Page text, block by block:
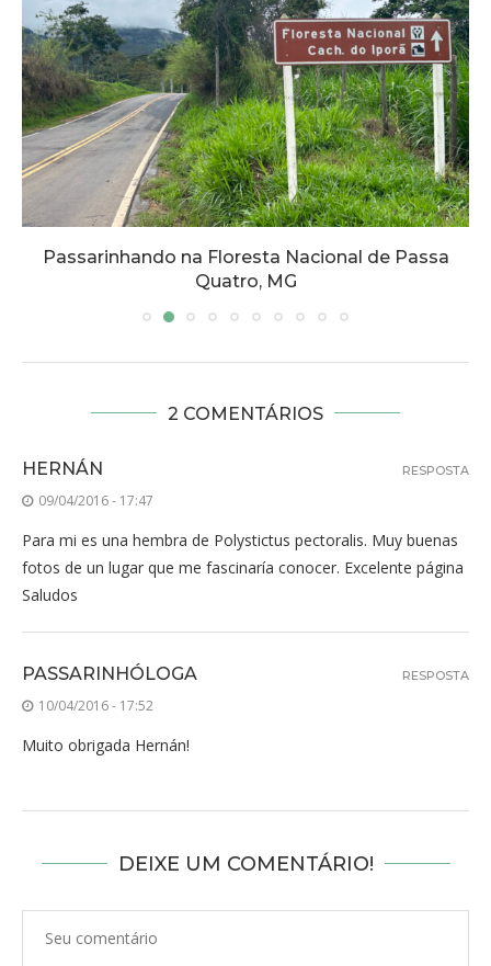
Passarinhando na Floresta Nacional de Passa
Quatro, MG
2 COMENTÁRIOS
HERNÁN
09/04/2016 - 17:47
Para mi es una hembra de Polystictus pectoralis. Muy buenas
fotos de un lugar que me fascinaría conocer. Excelente página
Saludos
RESPOSTA
PASSARINHÓLOGA
10/04/2016 - 17:52
Muito obrigada Hernán!
RESPOSTA
DEIXE UM COMENTÁRIO!